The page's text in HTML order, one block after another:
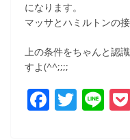
になります。
マッサとハミルトンの
上の条件をちゃんと認
すよ(^^;;;;
F T Li